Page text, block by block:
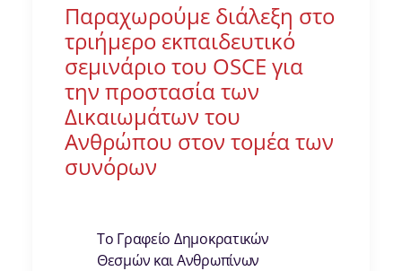
Παραχωρούμε διάλεξη στο
τριήμερο εκπαιδευτικό
σεμινάριο του OSCE για
την προστασία των
Δικαιωμάτων του
Ανθρώπου στον τομέα των
συνόρων
Το Γραφείο Δημοκρατικών
Θεσμών και Ανθρωπίνων